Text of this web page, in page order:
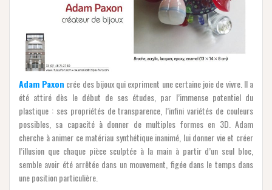
Adam Paxon crée des bijoux qui expriment une certaine joie de vivre. Il a
été attiré dès le début de ses études, par l’immense potentiel du
plastique : ses propriétés de transparence, l’infini variétés de couleurs
possibles, sa capacité à donner de multiples formes en 3D. Adam
cherche à animer ce matériau synthétique inanimé, lui donner vie et créer
l’illusion que chaque pièce sculptée à la main à partir d’un seul bloc,
semble avoir été arrêtée dans un mouvement, figée dans le temps dans
une position particulière.